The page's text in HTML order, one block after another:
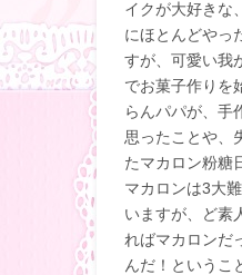
イクが大好きな
にほとんどやっ
すが、可愛い我
でお菓子作りを
らんパパが、手
思ったことや、
たマカロン粉糖
マカロンは3大
いますが、ど素
ればマカロンだ
んだ！というこ